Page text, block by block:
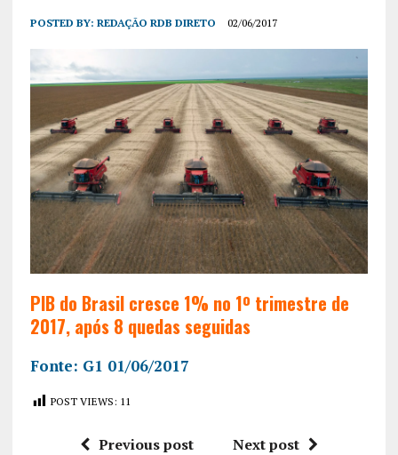
POSTED BY: REDAÇÃO RDB DIRETO 02/06/2017
PIB do Brasil cresce 1% no 1º trimestre de
2017, após 8 quedas seguidas
Fonte: G1 01/06/2017
POST VIEWS: 11
Previous post Next post